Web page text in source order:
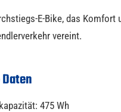
E-Bike, das Komfort
vereint.
475 Wh